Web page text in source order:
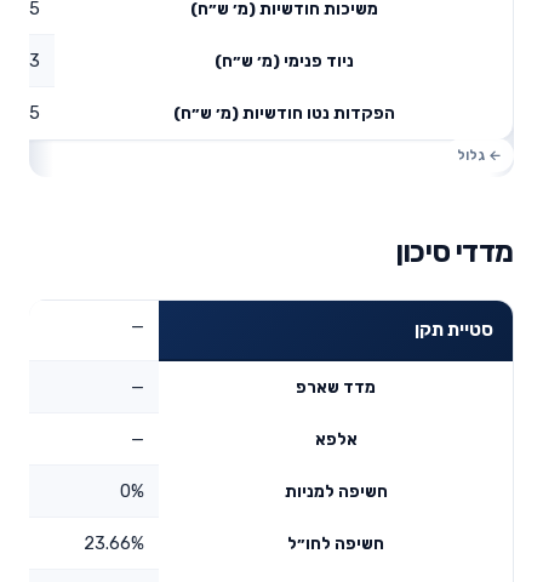
משיכות חודשיות (מ׳ ש״ח) 0.35
ניוד פנימי (מ׳ ש״ח) 2.33
הפקדות נטו חודשיות (מ׳ ש״ח) 3.45
מדדי סיכון
סטיית תקן —
מדד שארפ —
אלפא —
חשיפה למניות 0%
חשיפה לחו״ל 23.66%